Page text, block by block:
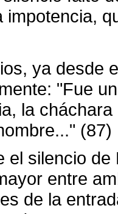
impotencia,
ya desde
"Fue
la
(87)
el silencio
entre
de la